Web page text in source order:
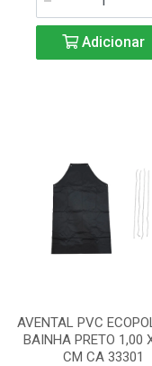
Adicionar
AVENTAL PVC
BAINHA PRETO 1,00
CM CA 33301